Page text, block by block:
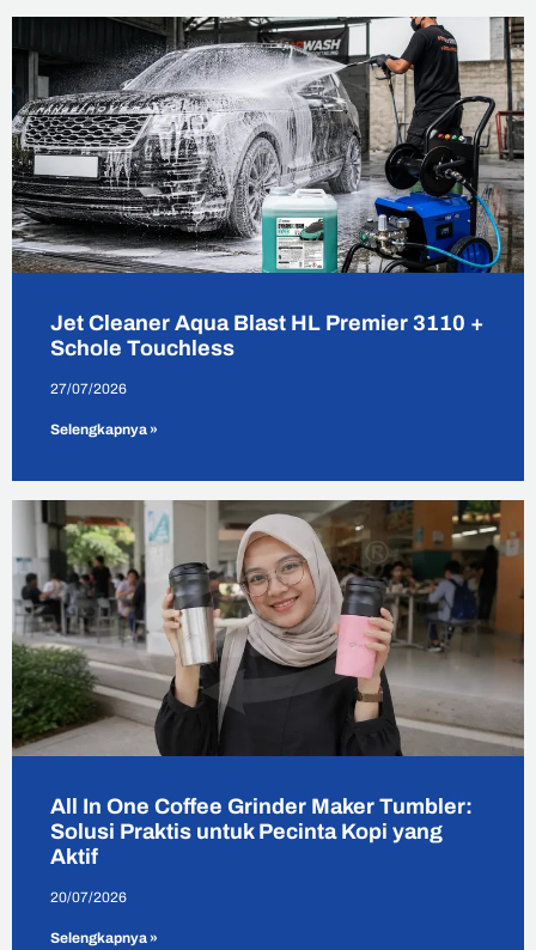
Jet Cleaner Aqua Blast HL Premier 3110 +
Schole Touchless
27/07/2026
Selengkapnya »
All In One Coffee Grinder Maker Tumbler:
Solusi Praktis untuk Pecinta Kopi yang
Aktif
20/07/2026
Selengkapnya »